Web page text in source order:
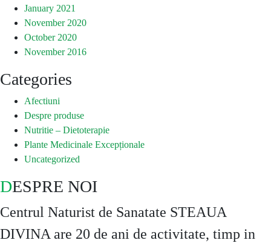
January 2021
November 2020
October 2020
November 2016
Categories
Afectiuni
Despre produse
Nutritie – Dietoterapie
Plante Medicinale Excepționale
Uncategorized
DESPRE NOI
Centrul Naturist de Sanatate STEAUA
DIVINA are 20 de ani de activitate, timp in